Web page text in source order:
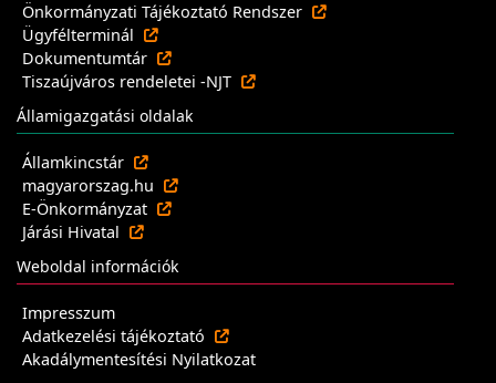
Önkormányzati Tájékoztató Rendszer
Ügyfélterminál
Dokumentumtár
Tiszaújváros rendeletei -NJT
Államigazgatási oldalak
Államkincstár
magyarorszag.hu
E-Önkormányzat
Járási Hivatal
Weboldal információk
Impresszum
Adatkezelési tájékoztató
Akadálymentesítési Nyilatkozat